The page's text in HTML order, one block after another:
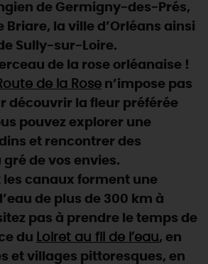
CE WEEK-END
CETTE SEMAINE
TOUT L'AGENDA
de Germigny-des-Prés,
Briare, la ville d’Orléans ainsi
Sully-sur-Loire.
de la rose orléanaise !
de la Rose n’impose pas
découvrir la fleur préférée
pouvez explorer une
et rencontrer des
de vos envies.
les canaux forment une
de plus de 300 km à
pas à prendre le temps de
du Loiret au fil de l’eau, en
et villages pittoresques, en